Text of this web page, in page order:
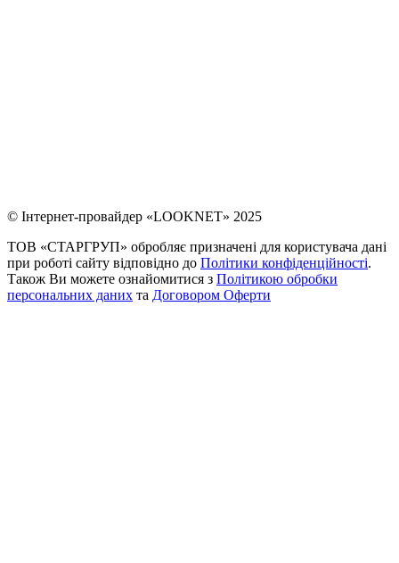
© Інтернет-провайдер «LOOKNET» 2025
ТОВ «СТАРГРУП» обробляє призначені для користувача дані
при роботі сайту відповідно до Політики конфіденційності.
Також Ви можете ознайомитися з Політикою обробки
персональних даних та Договором Оферти